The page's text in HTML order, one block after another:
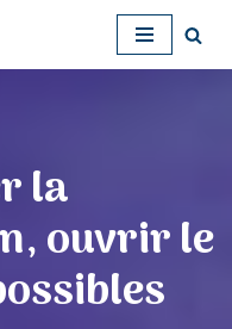
la
ouvrir le